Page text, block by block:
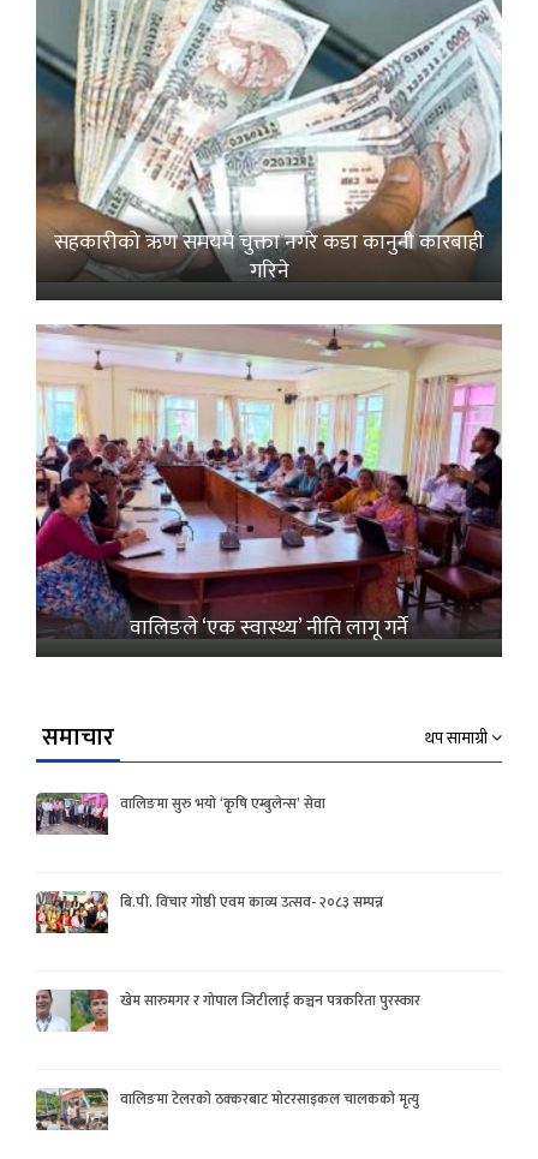
सहकारीको ऋण समयमै चुक्ता नगरे कडा कानुनी कारबाही
गरिने
वालिङले ‘एक स्वास्थ्य’ नीति लागू गर्ने
समाचार थप सामाग्री
वालिङमा सुरु भयो ‘कृषि एम्बुलेन्स’ सेवा
बि.पी. विचार गोष्ठी एवम काव्य उत्सव- २०८३ सम्पन्न
खेम सारुमगर र गोपाल जिटीलाई कञ्चन पत्रकरिता पुरस्कार
वालिङमा टेलरको ठक्करबाट मोटरसाइकल चालकको मृत्यु